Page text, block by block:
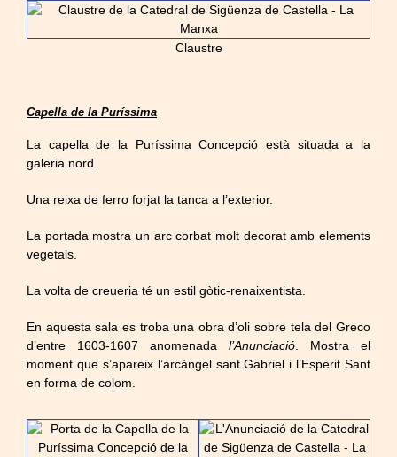
Claustre
Capella de la Puríssima
La capella de la Puríssima Concepció està situada a la
galeria nord.
Una reixa de ferro forjat la tanca a l’exterior.
La portada mostra un arc corbat molt decorat amb elements
vegetals.
La volta de creueria té un estil gòtic-renaixentista.
En aquesta sala es troba una obra d’oli sobre tela del Greco
d’entre 1603-1607 anomenada l’Anunciació . Mostra el
moment que s’apareix l’arcàngel sant Gabriel i l’Esperit Sant
en forma de colom.